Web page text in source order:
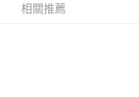
的支付方式。 讓您購物簡單
相關推薦